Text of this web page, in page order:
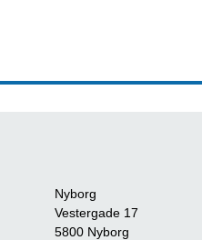
Nyborg
Vestergade 17
5800 Nyborg